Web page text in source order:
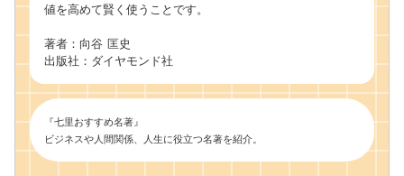
値を高めて賢く使うことです。
著者：向谷 匡史
出版社：ダイヤモンド社
『七里おすすめ名著』
ビジネスや人間関係、人生に役立つ名著を紹介。